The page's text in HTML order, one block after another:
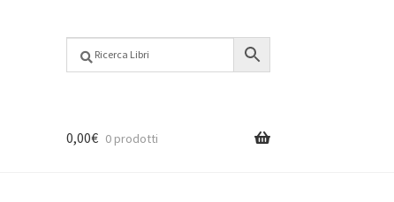
0,00€ 0 prodotti